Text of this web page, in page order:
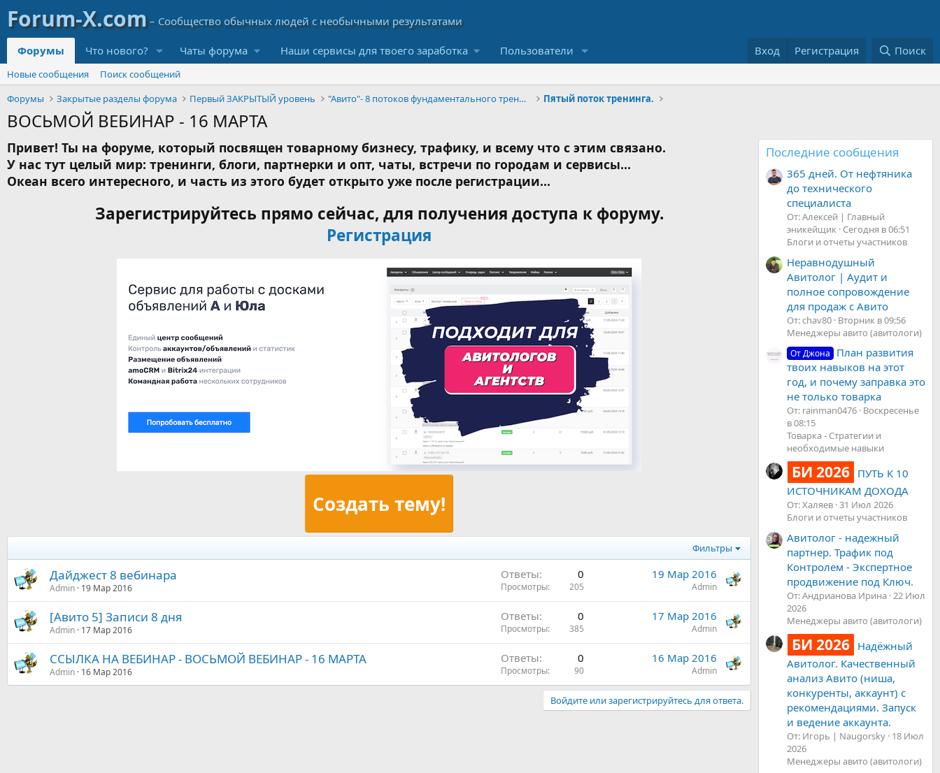
Форумы Что нового? Чаты форума Наши сервисы для твоего заработка Пользователи Вход Регистрация Поиск
Новые сообщения
Поиск сообщений
Форумы
Закрытые разделы форума Первый ЗАКРЫТЫЙ уровень "Авито"- 8 потоков фундаментального тренинга Пятый поток тренинга.
ВОСЬМОЙ ВЕБИНАР - 16 МАРТА
Привет! Ты на форуме, который посвящен товарному бизнесу, трафику, и всему что с этим связано.
У нас тут целый мир: тренинги, блоги, партнерки и опт, чаты, встречи по городам и сервисы...
Океан всего интересного, и часть из этого будет открыто уже после регистрации...
Зарегистрируйтесь прямо сейчас, для получения доступа к форуму.
Регистрация
Создать тему!
Фильтры
Дайджест 8 вебинара
Admin 19 Мар 2016
Ответы 0
Просмотры 205
19 Мар 2016
Admin
[Авито 5] Записи 8 дня
Admin 17 Мар 2016
Ответы 0
Просмотры 385
17 Мар 2016
Admin
ССЫЛКА НА ВЕБИНАР - ВОСЬМОЙ ВЕБИНАР - 16 МАРТА
Admin 16 Мар 2016
Ответы 0
Просмотры 90
16 Мар 2016
Admin
Войдите или зарегистрируйтесь для ответа.
Последние сообщения
365 дней. От нефтяника
до технического
специалиста
От: Алексей | Главный
эникейщик Сегодня в 06:51
Блоги и отчеты участников
Неравнодушный
Авитолог | Аудит и
полное сопровождение
для продаж с Авито
От: chav80 Вторник в 09:56
Менеджеры авито (авитологи)
От Джона
План развития
твоих навыков на этот
год, и почему заправка это
не только товарка
От: rainman0476 Воскресенье
в 08:15
Товарка - Стратегии и
необходимые навыки
БИ 2026 ПУТЬ К 10
ИСТОЧНИКАМ ДОХОДА
От: Халяев 31 Июл 2026
Блоги и отчеты участников
Авитолог - надежный
партнер. Трафик под
Контролем - Экспертное
продвижение под Ключ.
От: Андрианова Ирина 22 Июл
2026
Менеджеры авито (авитологи)
БИ 2026 Надёжный
Авитолог. Качественный
анализ Авито (ниша,
конкуренты, аккаунт) с
рекомендациями. Запуск
и ведение аккаунта.
От: Игорь | Naugorsky 18 Июл
2026
Менеджеры авито (авитологи)